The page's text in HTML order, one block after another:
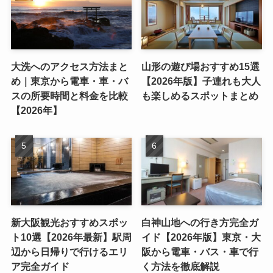
大洗へのアクセス方法まと
め｜東京から電車・車・バ
スの所要時間と料金を比較
【2026年】
山形の遊び場おすすめ15選
【2026年版】子連れも大人
も楽しめるスポットまとめ
新大阪観光おすすめスポッ
ト10選【2026年最新】駅周
辺から日帰りで行けるエリ
ア完全ガイド
白神山地への行き方完全ガ
イド【2026年版】東京・大
阪から電車・バス・車で行
く方法を徹底解説